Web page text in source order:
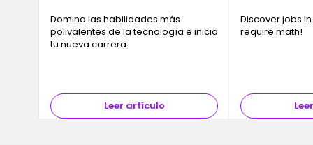
Domina las habilidades más
polivalentes de la tecnología e inicia
tu nueva carrera.
Leer artículo
Discover jobs
require math!